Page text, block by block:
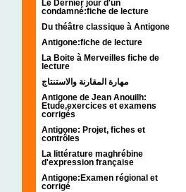
Le Dernier jour d'un
condamné:fiche de lecture
Du théâtre classique à Antigone
Antigone:fiche de lecture
La Boite à Merveilles fiche de
lecture
مهارة المقارنة والاستنتاج
Antigone de Jean Anouilh:
Etude,exercices et examens
corrigés
Antigone: Projet, fiches et
contrôles
La littérature maghrébine
d'expression française
Antigone:Examen régional et
corrigé